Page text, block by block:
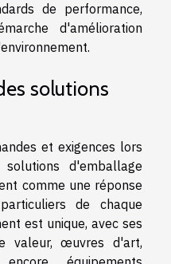
de performance,
d'amélioration
solutions
et exigences lors
d'emballage
comme une réponse
de chaque
est unique, avec ses
valeur, œuvres d'art,